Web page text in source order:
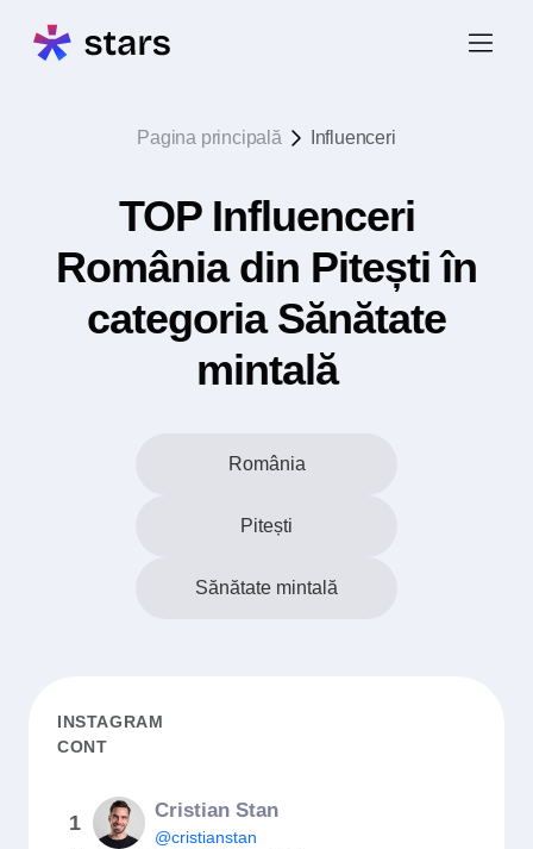
Pagina principală Influenceri
TOP Influenceri
România din Pitești în
categoria Sănătate
mintală
România
Pitești
Sănătate mintală
INSTAGRAM
CONT
1
Cristian Stan
@cristianstan